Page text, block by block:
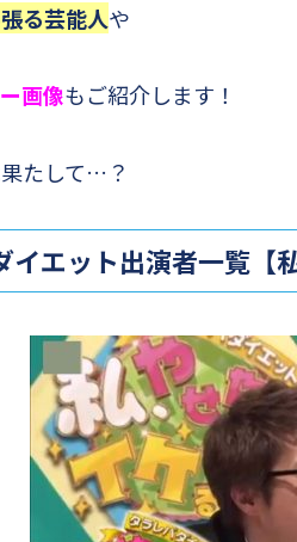
る芸能人や
画像もご紹介します！
たして…？
イエット出演者一覧【